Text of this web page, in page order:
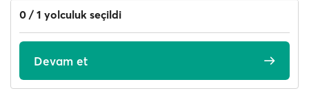
0 / 1 yolculuk seçildi
Devam et